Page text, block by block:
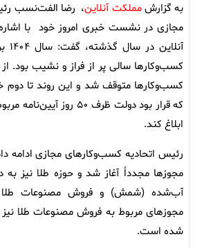
به گزارشمملکت آنلاین، رضا الفت‌نسب
مجازی در نشست خبری امروز خود با
کسب‌وکارها متوقف شد و این روند تا دوم
که قرار بود دولت ظرف ۵۰
ابلاغ کند.
رئیس اتحادیه کسب‌وکارهای مجازی ادامه
مجوزها مجدداً آغاز شد و حوزه طلا نیز
آب‌شده (شمش) و فروش مصنوعات طلا
مجوزهای مربوط به فروش مصنوعات طلا نیز
شده است.